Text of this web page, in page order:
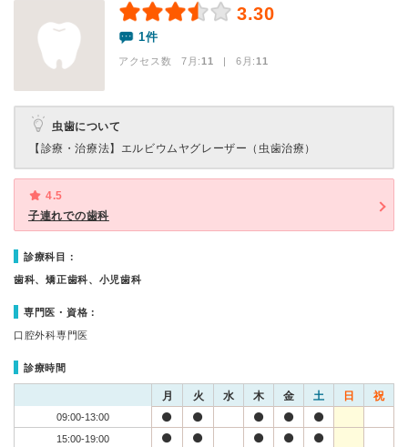
3.30
1件
アクセス数 7月:11 | 6月:11
虫歯について
【診療・治療法】 エルビウムヤグレーザー（虫歯治療）
4.5
子連れでの歯科
診療科目：
歯科、矯正歯科、小児歯科
専門医・資格：
口腔外科専門医
診療時間
月 火 水 木 金 土 日 祝
09:00-13:00
15:00-19:00